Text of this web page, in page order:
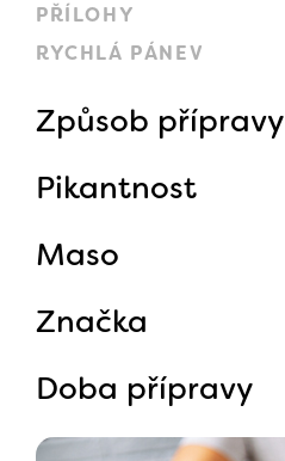
PŘÍLOHY
RYCHLÁ PÁNEV
Způsob přípravy
Pikantnost
Maso
Značka
Doba přípravy